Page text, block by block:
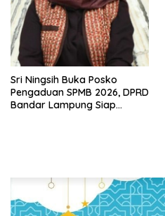
Sri Ningsih Buka Posko
Pengaduan SPMB 2026, DPRD
Bandar Lampung Siap